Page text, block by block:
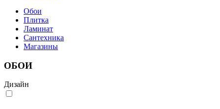
Обои
Плитка
Ламинат
Сантехника
Магазины
ОБОИ
Дизайн